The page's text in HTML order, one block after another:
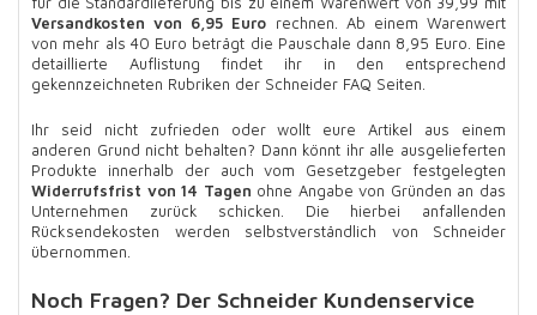
Versandkosten von 6,95 Euro rechnen. Ab einem Warenwert
von mehr als 40 Euro beträgt die Pauschale dann 8,95 Euro. Eine
detaillierte Auflistung findet ihr in den entsprechend
gekennzeichneten Rubriken der Schneider FAQ Seiten.
Ihr seid nicht zufrieden oder wollt eure Artikel aus einem
anderen Grund nicht behalten? Dann könnt ihr alle ausgelieferten
Produkte innerhalb der auch vom Gesetzgeber festgelegten
Widerrufsfrist von 14 Tagen ohne Angabe von Gründen an das
Unternehmen zurück schicken. Die hierbei anfallenden
Rücksendekosten werden selbstverständlich von Schneider
übernommen.
Noch Fragen? Der Schneider Kundenservice